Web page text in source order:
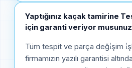
Yaptığınız kaçak tamirine
için garanti veriyor
Tüm tespit ve parça deği̇şim
firmamızın yazılı garantisi